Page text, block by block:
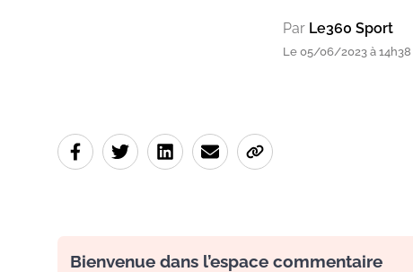
Par Le360 Sport
Le 05/06/2023 à 14h38
Bienvenue dans l’espace commentaire